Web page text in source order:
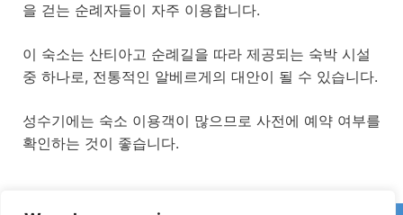
을 걷는 순례자들이 자주 이용합니다.
이 숙소는 산티아고 순례길을 따라 제공되는 숙박 시설
중 하나로, 전통적인 알베르게의 대안이 될 수 있습니다.
성수기에는 숙소 이용객이 많으므로 사전에 예약 여부를
확인하는 것이 좋습니다.